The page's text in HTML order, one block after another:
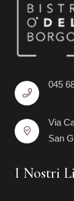
045
Via
San
I Nostri